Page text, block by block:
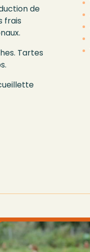
de
frais
Tartes